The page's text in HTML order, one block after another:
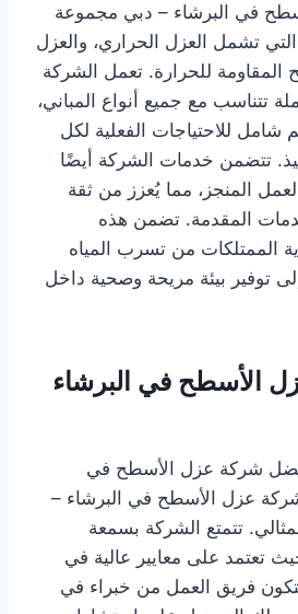
في البرشاء – دبي مجموعة
تشمل العزل الحراري، والعزل
المقاومة للحرارة. تعمل الشركة
تتناسب مع جميع أنواع المباني،
للاحتياجات الفعلية لكل
تتضمن خدمات الشركة أيضًا
المنجز، مما يُعزز من ثقة
المقدمة. تضمن هذه
الممتلكات من تسرب المياه
توفير بيئة مريحة وصحية داخل
الأسطح في البرشاء
شركة عزل الأسطح في
شركة عزل الأسطح في البرشاء –
تتمتع الشركة بسمعة
تعتمد على معايير عالية في
يتكون فريق العمل من خبراء في